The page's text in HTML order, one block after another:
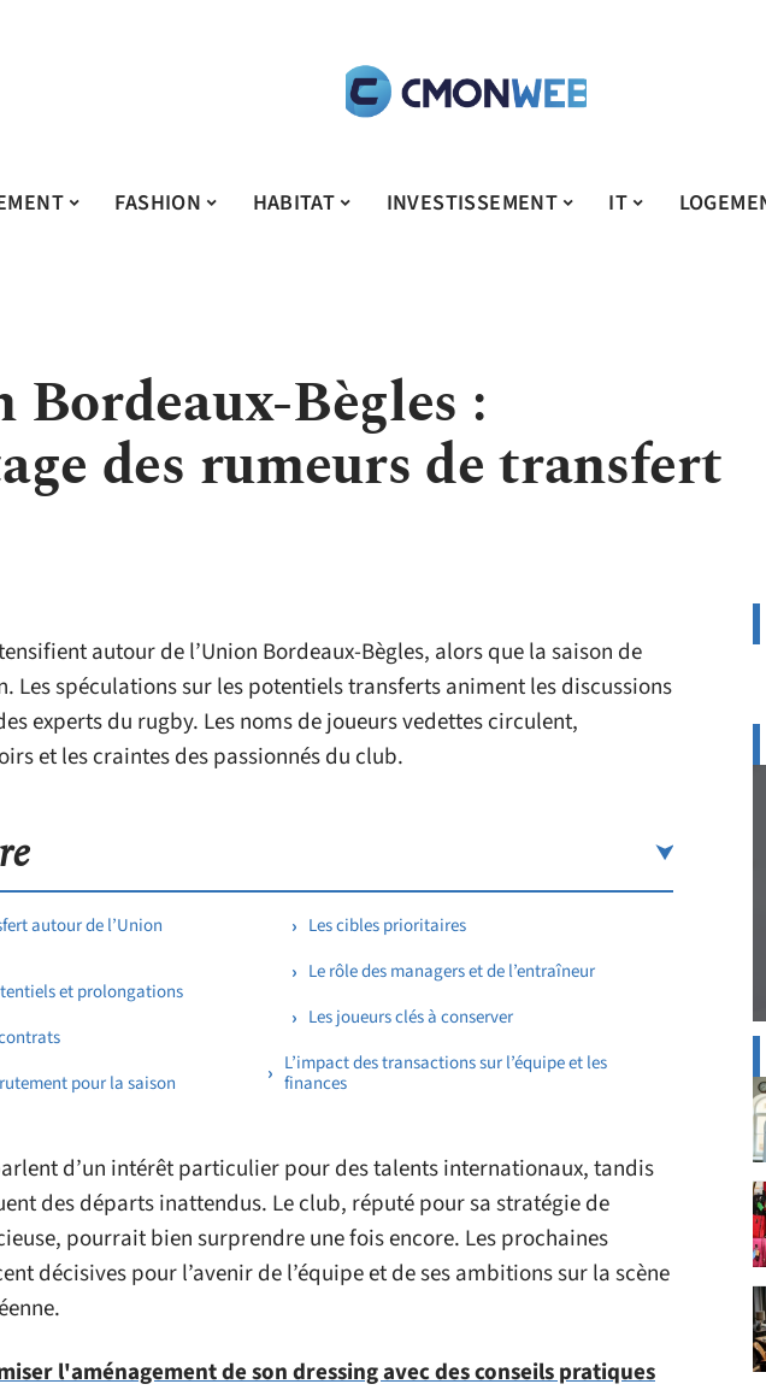
FASHION HABITAT INVESTISSEMENT IT
Bordeaux-Bègles :
des rumeurs de transfert
autour de l’Union Bordeaux-Bègles, alors que la saison de
Les spéculations sur les potentiels transferts animent les discussions
experts du rugby. Les noms de joueurs vedettes circulent,
et les craintes des passionnés du club.
autour de l’Union
et prolongations
pour la saison
Les cibles prioritaires
Le rôle des managers et de l’entraîneur
Les joueurs clés à conserver
L’impact des transactions sur l’équipe et les
finances
d’un intérêt particulier pour des talents internationaux, tandis
des départs inattendus. Le club, réputé pour sa stratégie de
pourrait bien surprendre une fois encore. Les prochaines
décisives pour l’avenir de l’équipe et de ses ambitions sur la scène
l'aménagement de son dressing avec des conseils pratiques